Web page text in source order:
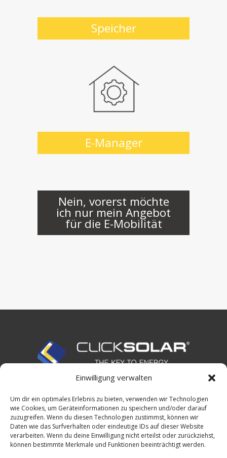
Einwilligung verwalten
Um dir ein optimales Erlebnis zu bieten, verwenden wir Technologien
wie Cookies, um Geräteinformationen zu speichern und/oder darauf
zuzugreifen. Wenn du diesen Technologien zustimmst, können wir
Daten wie das Surfverhalten oder eindeutige IDs auf dieser Website
verarbeiten. Wenn du deine Einwilligung nicht erteilst oder zurückziehst,
können bestimmte Merkmale und Funktionen beeinträchtigt werden.
Speicher
E-Manager
Nein, vorerst möchte
ich nur mein Angebot
für die E-Mobilität
HOME
DATENSCHUTZERKLÄRUNG
IMPRESSUM
KONTAKT